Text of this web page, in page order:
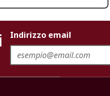
Indirizzo email